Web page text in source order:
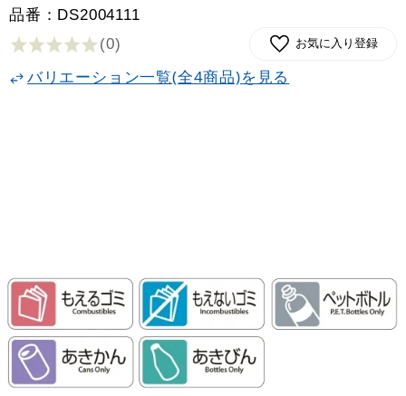
品番： DS2004111
(0) お気に入り登録
バリエーション一覧(全4商品)を見る